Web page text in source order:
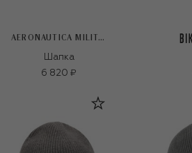
AERONAUTICA MILITARE
Шапка
6 820 ₽